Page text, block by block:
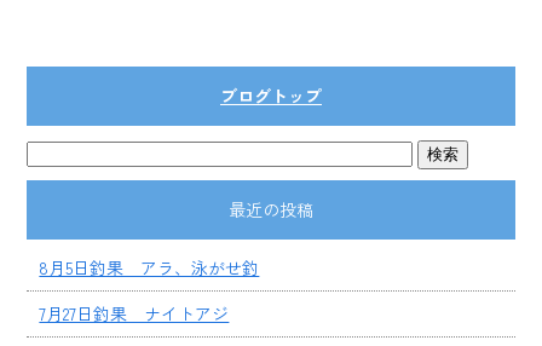
ブログトップ
最近の投稿
8月5日釣果 アラ、泳がせ釣
7月27日釣果 ナイトアジ